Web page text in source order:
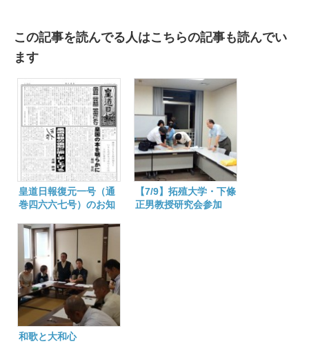
この記事を読んでる人はこちらの記事も読んでい
ます
皇道日報復元一号（通
巻四六六七号）のお知
【7/9】拓殖大学・下條
正男教授研究会参加
和歌と大和心